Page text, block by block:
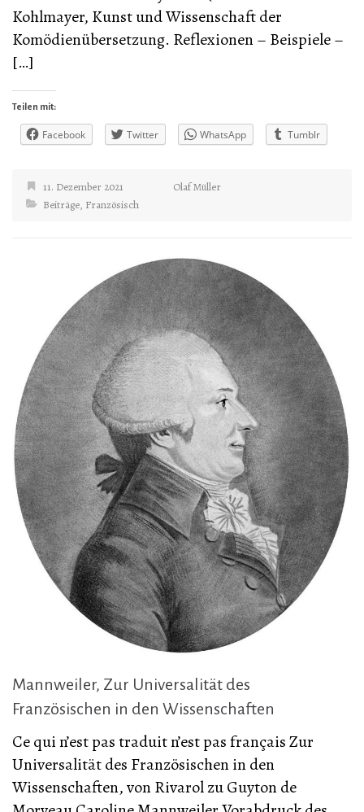
Kohlmayer, Kunst und Wissenschaft der
Komödienübersetzung. Reflexionen – Beispiele –
[…]
Teilen mit:
Facebook Twitter WhatsApp Tumblr
11. Dezember 2021
Olaf Müller
Beiträge, Französisch
Mannweiler, Zur Universalität des
Französischen in den Wissenschaften
Ce qui n’est pas traduit n’est pas français Zur
Universalität des Französischen in den
Wissenschaften, von Rivarol zu Guyton de